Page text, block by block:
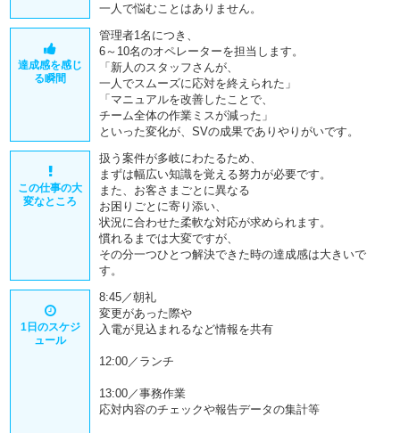
一人で悩むことはありません。
達成感を感じ
る瞬間
管理者1名につき、
6～10名のオペレーターを担当します。
「新人のスタッフさんが、
一人でスムーズに応対を終えられた」
「マニュアルを改善したことで、
チーム全体の作業ミスが減った」
といった変化が、SVの成果でありやりがいです。
この仕事の大
変なところ
扱う案件が多岐にわたるため、
まずは幅広い知識を覚える努力が必要です。
また、お客さまごとに異なる
お困りごとに寄り添い、
状況に合わせた柔軟な対応が求められます。
慣れるまでは大変ですが、
その分一つひとつ解決できた時の達成感は大きいで
す。
1日のスケジ
ュール
8:45／朝礼
変更があった際や
入電が見込まれるなど情報を共有
12:00／ランチ
13:00／事務作業
応対内容のチェックや報告データの集計等